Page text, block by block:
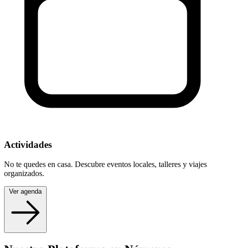
Actividades
No te quedes en casa. Descubre eventos locales, talleres y viajes
organizados.